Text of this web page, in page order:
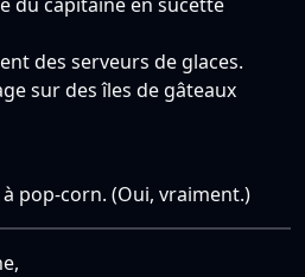
des serveurs de glaces.
sur des îles de gâteaux
pop-corn. (Oui, vraiment.)